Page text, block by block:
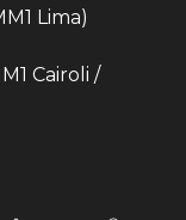
Lima)
Cairoli /